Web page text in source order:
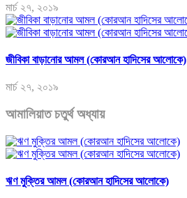
মার্চ ২৭, ২০১৯
জীবিকা বাড়ানোর আমল (কোরআন হাদিসের আলোকে)
মার্চ ২৭, ২০১৯
আমালিয়াত চতুর্থ অধ্যায়
ঋণ মুক্তির আমল (কোরআন হাদিসের আলোকে)